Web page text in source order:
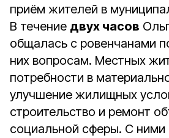
приём жителей в
В течение двух часов
общалась с ровенчанами
них вопросам. Местных
потребности в
улучшение жилищных
строительство и ремонт
социальной сферы. С